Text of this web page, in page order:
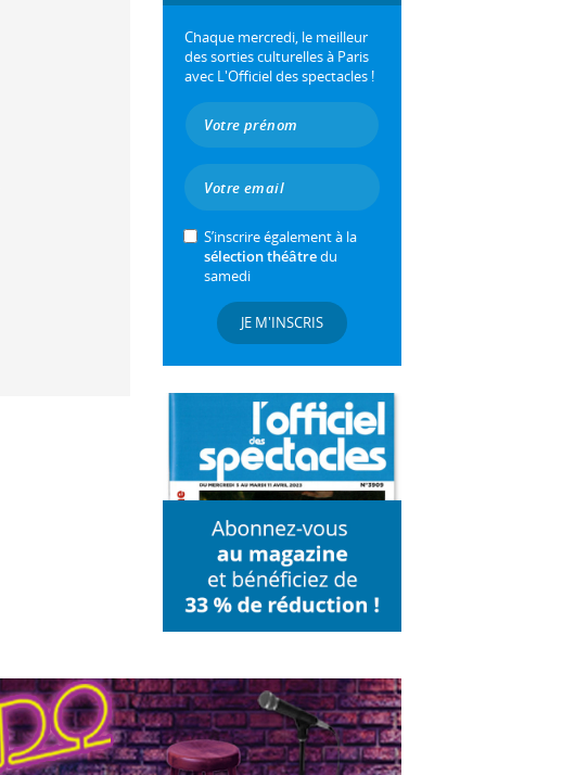
Chaque mercredi, le meilleur
des sorties culturelles à Paris
avec L'Officiel des spectacles !
S’inscrire également à la
sélection théâtredu
samedi
JE M'INSCRIS